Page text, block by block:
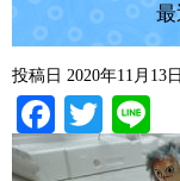
投稿日 2020年11月13日
Facebook